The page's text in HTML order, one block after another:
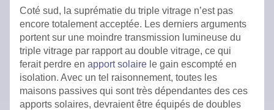
Coté sud, la suprématie du triple vitrage n’est pas
encore totalement acceptée. Les derniers arguments
portent sur une moindre transmission lumineuse du
triple vitrage par rapport au double vitrage, ce qui
ferait perdre en apport solaire le gain escompté en
isolation. Avec un tel raisonnement, toutes les
maisons passives qui sont très dépendantes des ces
apports solaires, devraient être équipés de doubles